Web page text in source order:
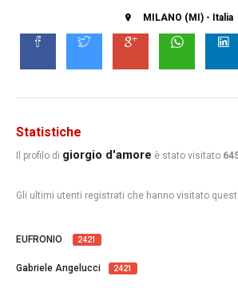
MILANO (MI) - Italia
Statistiche
Il profilo di giorgio d'amore è stato visitato
Gli ultimi utenti registrati che hanno visitato
EUFRONIO 2421
Gabriele Angelucci 2421